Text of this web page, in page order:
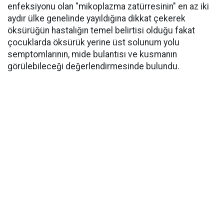
enfeksiyonu olan "mikoplazma zatürresinin" en az iki
aydır ülke genelinde yayıldığına dikkat çekerek
öksürüğün hastalığın temel belirtisi olduğu fakat
çocuklarda öksürük yerine üst solunum yolu
semptomlarının, mide bulantısı ve kusmanın
görülebileceği değerlendirmesinde bulundu.